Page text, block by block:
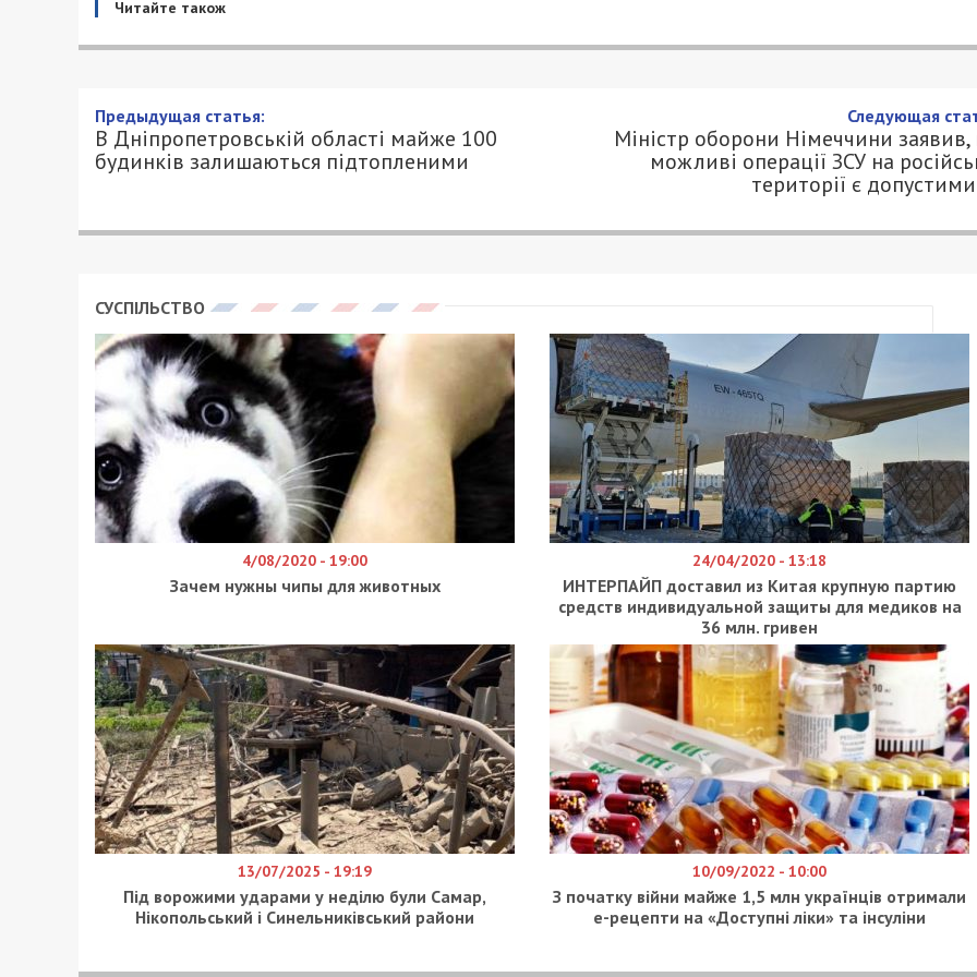
Читайте також
В Дніпропетровській області майже 100 будинків
залишаються підтопленими
21/04/2023 - 10:30
На Дніпропетровщині триває весняний паводок через скид води на Дніпровському
приватних домоволодіння.
У Дніпрі затоплено 1 будинок та 64 подвір’я. Найбільше — на вулиці Перевіз в Амур-
Нижньодніпровському районі (35). Також підтопленою залишається Набережна.
Найбільше будинків підтоплено в Курилівці — 55. Ще 33 дачі опинились у воді в
Курилівці.
Затопленими залишаються 203 домоволодіння, з яких 86 — в Курилівці, 51 — в Обухівці та
2 в Самарівці. Також водою залило 0,3 га сільгоспугідь.
Всього підтоплено 204 ділянки (203 приватних домоволодінь та база відпочинку), 89
будівель (89 садових будинків).
Наразі в області залишається помаранчевий рівень небезпеки.
За матеріалами сайту “ДніпроТВ
Facebook
Telegram
Twitter
WhatsApp
ViberEmailПоділитися
Категории:Суспільство
Рекламні блоки дають нам змогу залишатися незалежними ЗМІ, а вам - отримувати
найсвіжіші новини під ними.
Приєднуйтесь також до 49000 в Google News. Слідкуйте за останніми новинами!